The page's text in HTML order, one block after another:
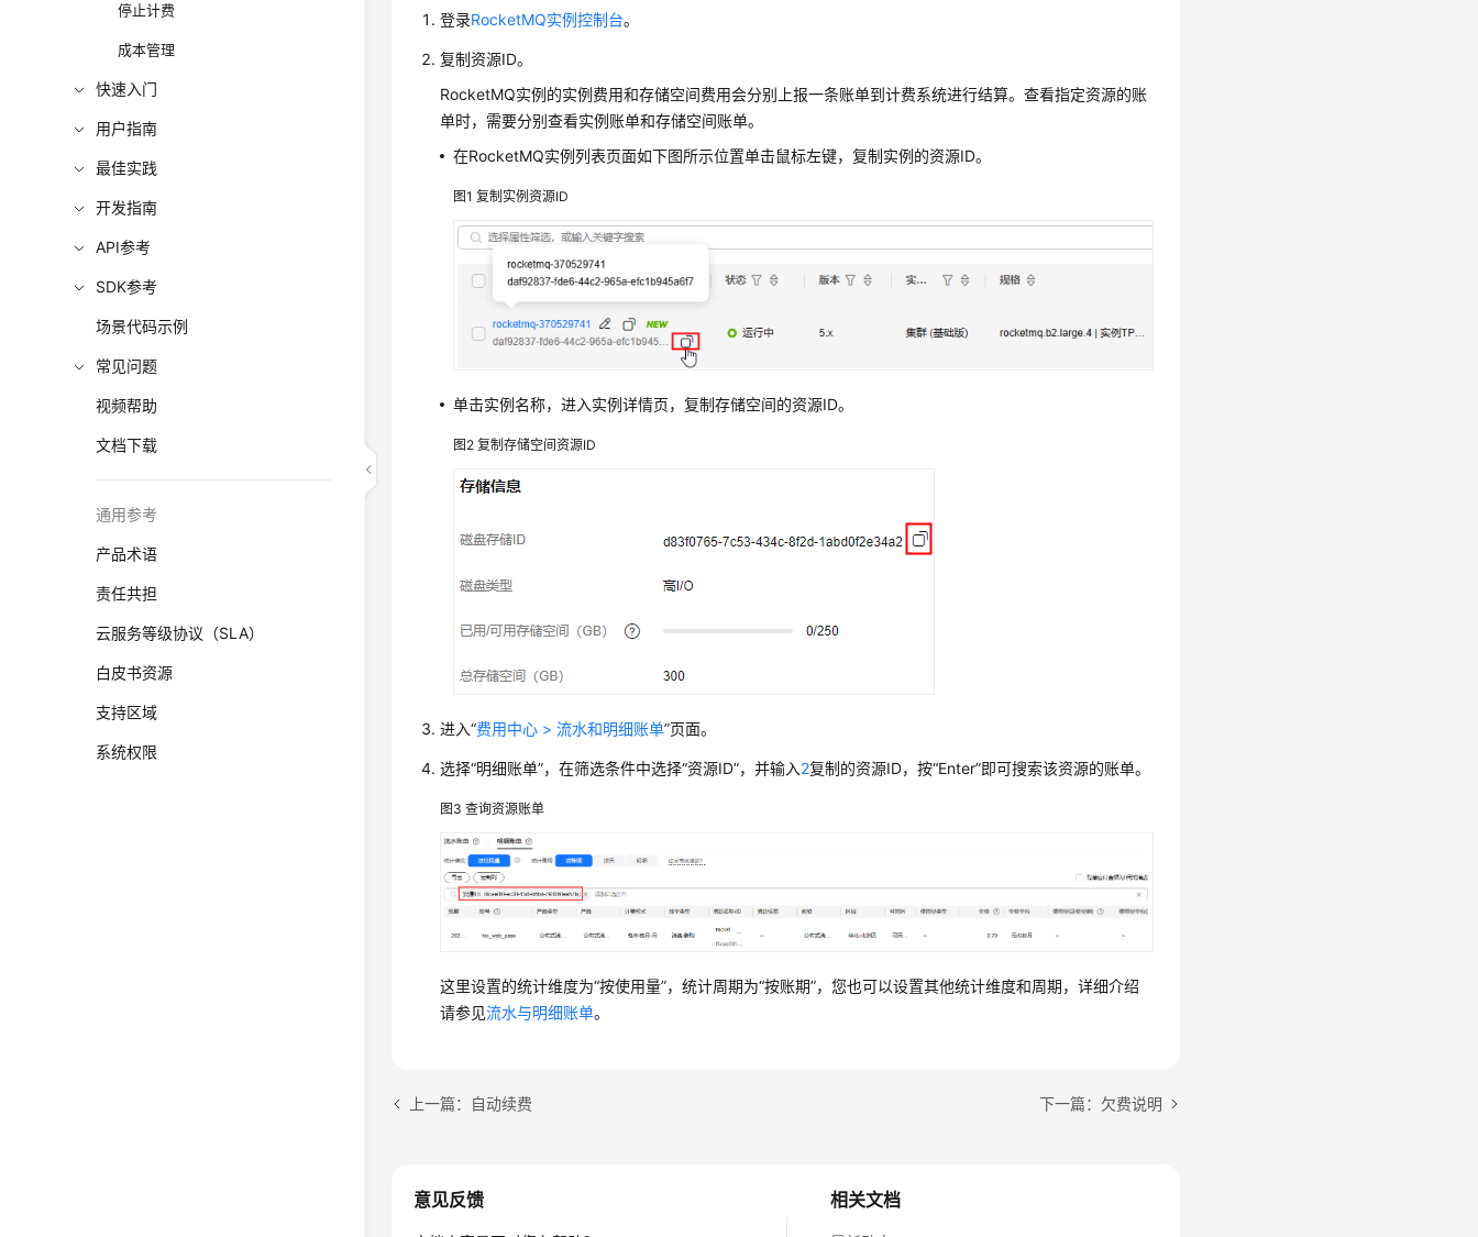
停止计费
成本管理
快速入门
用户指南
最佳实践
开发指南
API参考
SDK参考
场景代码示例
常见问题
视频帮助
文档下载
通用参考
产品术语
责任共担
云服务等级协议（SLA）
白皮书资源
支持区域
系统权限
登录RocketMQ实例控制台。
复制资源ID。
RocketMQ实例的实例费用和存储空间费用会分别上报一条账单到计费系统进行结算。查看指定资源的账
单时，需要分别查看实例账单和存储空间账单。
在RocketMQ实例列表页面如下图所示位置单击鼠标左键，复制实例的资源ID。
图1复制实例资源ID
单击实例名称，进入实例详情页，复制存储空间的资源ID。
图2复制存储空间资源ID
进入“费用中心 > 流水和明细账单”页面。
选择“明细账单”，在筛选条件中选择“资源ID”，并输入2复制的资源ID，按“Enter”即可搜索该资源的账单。
图3查询资源账单
这里设置的统计维度为“按使用量”，统计周期为“按账期”，您也可以设置其他统计维度和周期，详细介绍
请参见流水与明细账单。
上一篇：自动续费 下一篇：欠费说明
相关文档
意见反馈